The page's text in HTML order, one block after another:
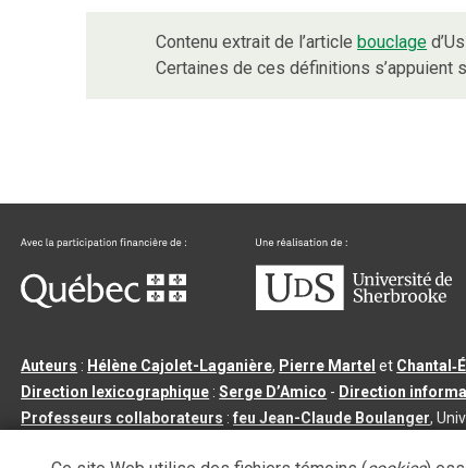
Contenu extrait de l’article bouclage
Certaines de ces définitions s’appuient
Auteurs : Hélène Cajolet-Laganière, Pierre Martel et
Direction lexicographique :Serge D’Amico - Direction
Professeurs collaborateurs :feu Jean-Claude Boulanger,